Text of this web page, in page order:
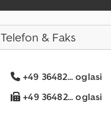
Telefon & Faks
+49 36482... oglasi
+49 36482... oglasi